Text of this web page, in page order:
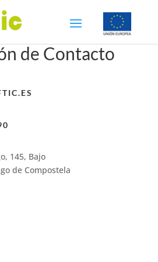
de Contacto
145, Bajo
de Compostela